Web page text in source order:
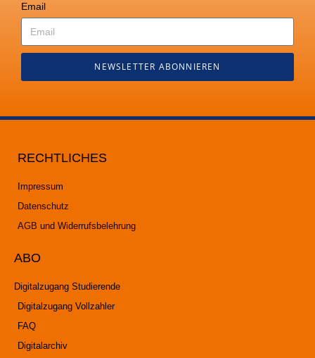
Email
NEWSLETTER ABONNIEREN
RECHTLICHES
Impressum
Datenschutz
AGB und Widerrufsbelehrung
ABO
Digitalzugang Studierende
Digitalzugang Vollzahler
FAQ
Digitalarchiv